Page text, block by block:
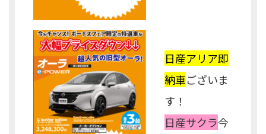
日産アリア即
納車ございま
す！
日産サクラ今